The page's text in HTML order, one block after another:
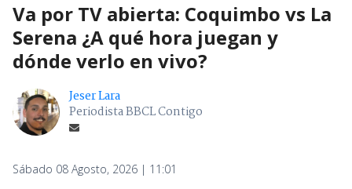
Va por TV abierta: Coquimbo vs La
Serena ¿A qué hora juegan y
dónde verlo en vivo?
Jeser Lara
Periodista BBCL Contigo
Sábado 08 Agosto, 2026 | 11:01